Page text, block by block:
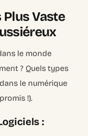
Plus Vaste
le monde
? Quels types
le numérique
!).
: